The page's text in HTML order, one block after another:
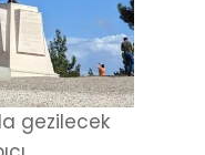
gezilecek